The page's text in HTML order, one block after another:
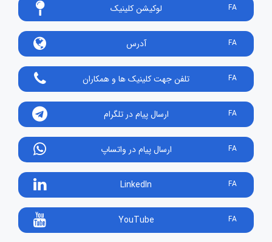
لوکیشن کلینیک FA
آدرس FA
تلفن جهت کلینیک ها و همکاران FA
ارسال پیام در تلگرام FA
ارسال پیام در واتساپ FA
LinkedIn FA
YouTube FA